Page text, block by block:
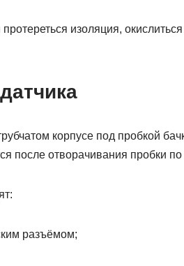
изоляция,
корпусе под пробкой
после отворачивания пробки по
разъёмом;